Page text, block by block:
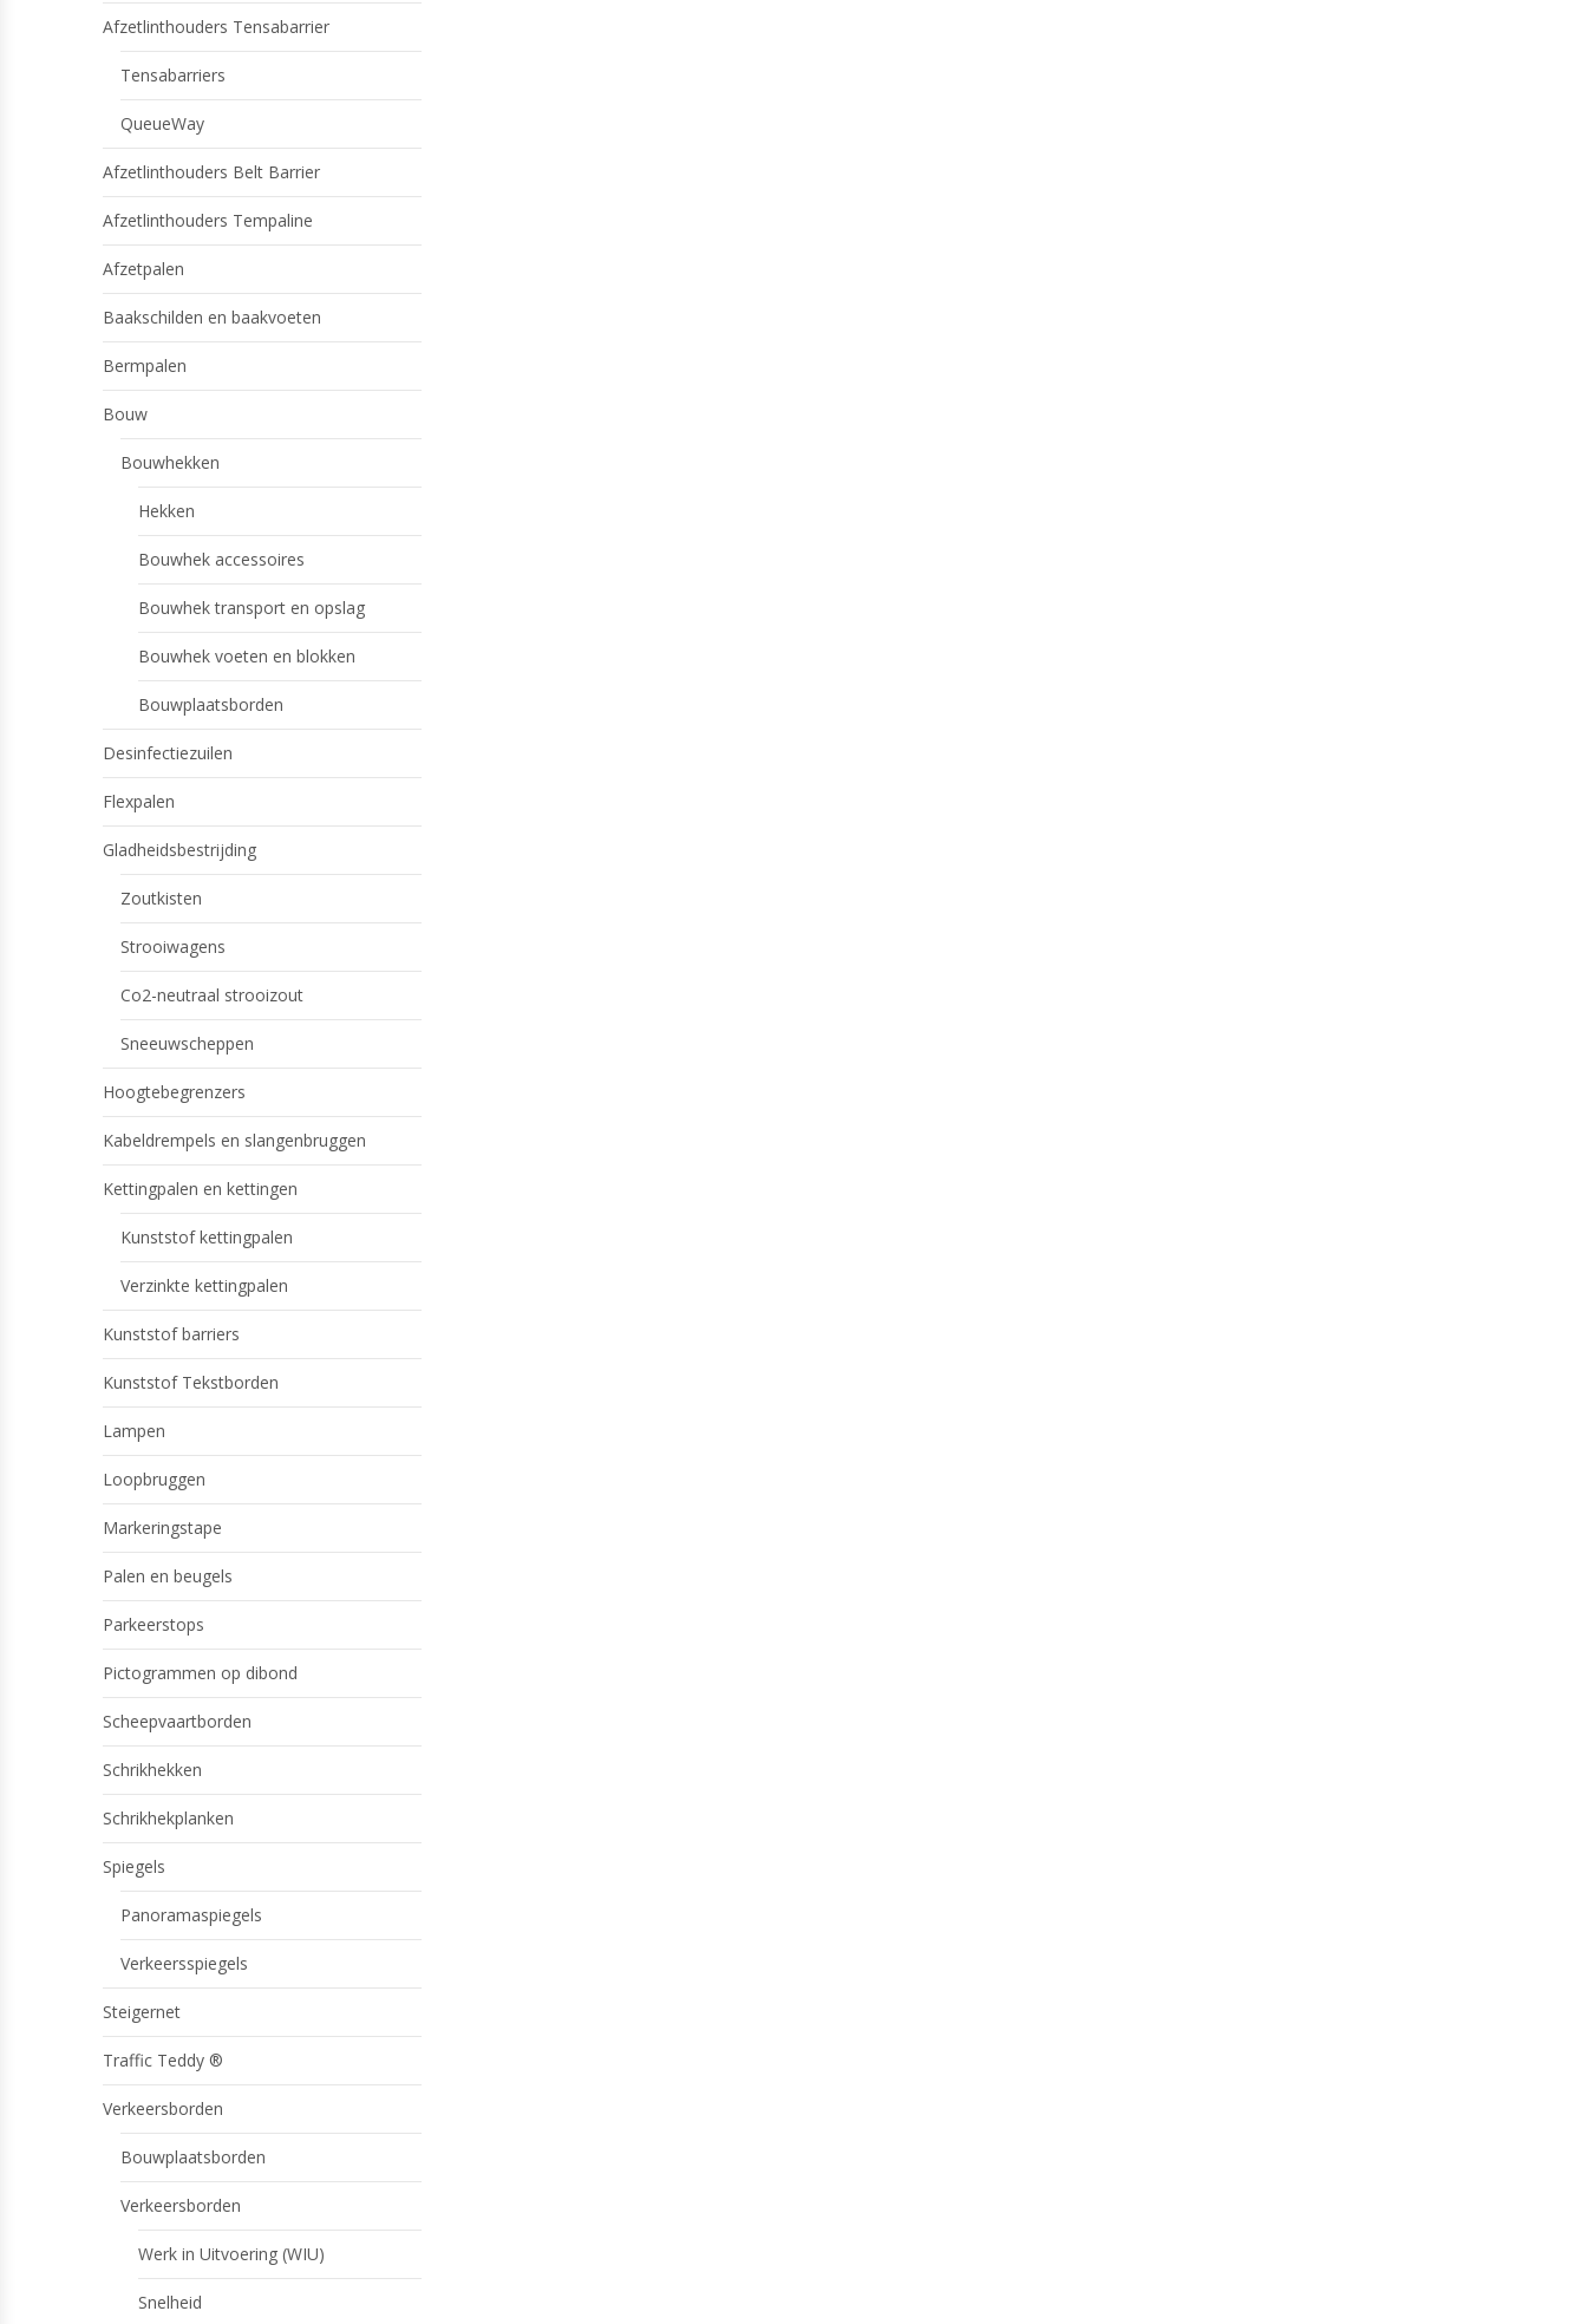
Afzetlinthouders Tensabarrier
Tensabarriers
QueueWay
Afzetlinthouders Belt Barrier
Afzetlinthouders Tempaline
Afzetpalen
Baakschilden en baakvoeten
Bermpalen
Bouw
Bouwhekken
Hekken
Bouwhek accessoires
Bouwhek transport en opslag
Bouwhek voeten en blokken
Bouwplaatsborden
Desinfectiezuilen
Flexpalen
Gladheidsbestrijding
Zoutkisten
Strooiwagens
Co2-neutraal strooizout
Sneeuwscheppen
Hoogtebegrenzers
Kabeldrempels en slangenbruggen
Kettingpalen en kettingen
Kunststof kettingpalen
Verzinkte kettingpalen
Kunststof barriers
Kunststof Tekstborden
Lampen
Loopbruggen
Markeringstape
Palen en beugels
Parkeerstops
Pictogrammen op dibond
Scheepvaartborden
Schrikhekken
Schrikhekplanken
Spiegels
Panoramaspiegels
Verkeersspiegels
Steigernet
Traffic Teddy ®
Verkeersborden
Bouwplaatsborden
Verkeersborden
Werk in Uitvoering (WIU)
Snelheid